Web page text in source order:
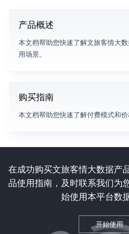
产品概述
本文档帮助您快速了解文旅客情大
用场景。
购买指南
本文档帮助您快速了解付费模式和价
在成功购买文旅客情大数据产
品使用指南，及时联系我们为
始使用本平台数
开始使用